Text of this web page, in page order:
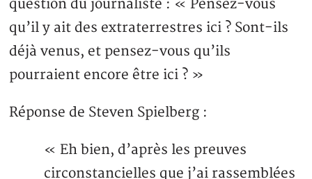
question du journaliste : « Pensez-vous
qu’il y ait des extraterrestres ici ? Sont-ils
déjà venus, et pensez-vous qu’ils
pourraient encore être ici ? »
Réponse de Steven Spielberg :
« Eh bien, d’après les preuves
circonstancielles que j’ai rassemblées